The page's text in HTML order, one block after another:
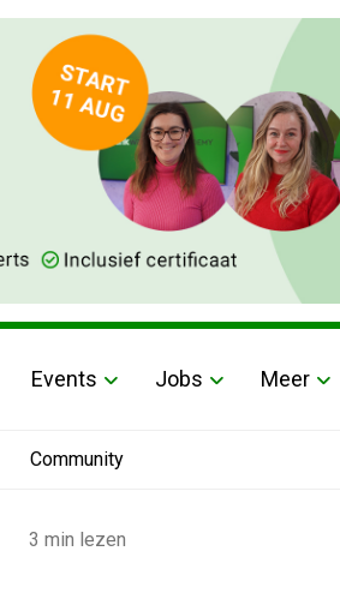
Events Jobs Meer
Community
3 min lezen